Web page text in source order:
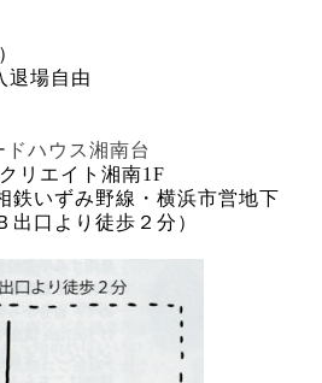
場自由
ハウス湘南台
リエイト湘南1F
鉄いずみ野線・横浜市営地下
出口より徒歩２分）